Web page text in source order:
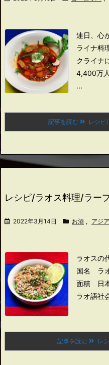
連日、心
ライナ料
クライナ
4,400万人
...
記事を読む レシピ
レシピ/ラオス料理/ラー
2022年3月14日 お酒 , アジア
ラオスの
国名 ラ
面積 日
ラオ語社
記事を読む レ